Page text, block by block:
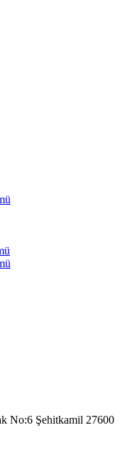
No:6 Şehitkamil 27600